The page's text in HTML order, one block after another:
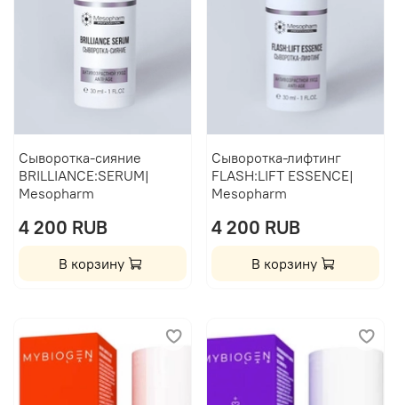
Сыворотка-сияние
BRILLIANCE:SERUM|
Mesopharm
4 200 RUB
В корзину
Сыворотка-лифтинг
FLASH:LIFT ESSENCE|
Mesopharm
4 200 RUB
В корзину